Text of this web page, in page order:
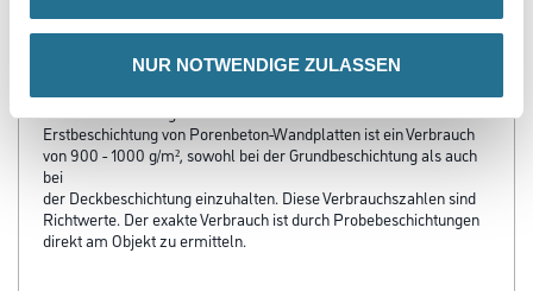
NUR NOTWENDIGE ZULASSEN
- Haarrissverschlämmend
Erstbeschichtung von Porenbeton-Wandplatten ist ein Verbrauch
von 900 - 1000 g/m², sowohl bei der Grundbeschichtung als auch
bei
der Deckbeschichtung einzuhalten. Diese Verbrauchszahlen sind
Richtwerte. Der exakte Verbrauch ist durch Probebeschichtungen
direkt am Objekt zu ermitteln.